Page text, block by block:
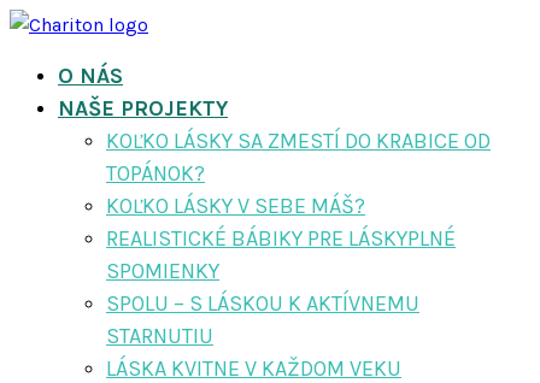
O NÁS
NAŠE PROJEKTY
KOĽKO LÁSKY SA ZMESTÍ DO KRABICE OD
TOPÁNOK?
KOĽKO LÁSKY V SEBE MÁŠ?
REALISTICKÉ BÁBIKY PRE LÁSKYPLNÉ
SPOMIENKY
SPOLU – S LÁSKOU K AKTÍVNEMU
STARNUTIU
LÁSKA KVITNE V KAŽDOM VEKU